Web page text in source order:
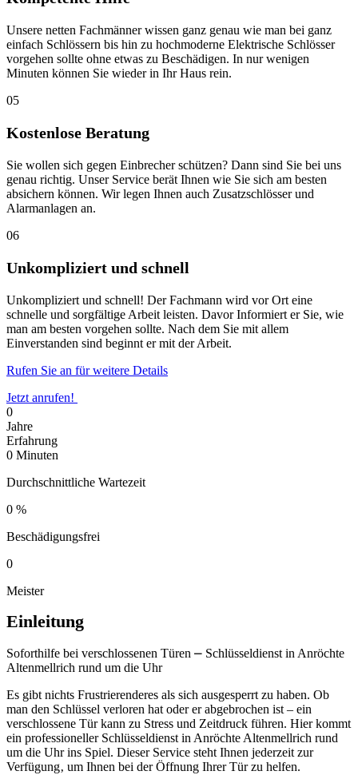
Unsere netten Fachmänner wissen ganz genau wie man bei ganz
einfach Schlössern bis hin zu hochmoderne Elektrische Schlösser
vorgehen sollte ohne etwas zu Beschädigen. In nur wenigen
Minuten können Sie wieder in Ihr Haus rein.
05
Kostenlose Beratung
Sie wollen sich gegen Einbrecher schützen? Dann sind Sie bei uns
genau richtig. Unser Service berät Ihnen wie Sie sich am besten
absichern können. Wir legen Ihnen auch Zusatzschlösser und
Alarmanlagen an.
06
Unkompliziert und schnell
Unkompliziert und schnell! Der Fachmann wird vor Ort eine
schnelle und sorgfältige Arbeit leisten. Davor Informiert er Sie, wie
man am besten vorgehen sollte. Nach dem Sie mit allem
Einverstanden sind beginnt er mit der Arbeit.
Rufen Sie an für weitere Details
Jetzt anrufen!
0
Jahre
Erfahrung
0 Minuten
Durchschnittliche Wartezeit
0 %
Beschädigungsfrei
0
Meister
Einleitung
Soforthilfe bei verschlossenen Türen ⎼ Schlüsseldienst in Anröchte
Altenmellrich rund um die Uhr
Es gibt nichts Frustrierenderes als sich ausgesperrt zu haben.​ Ob
man den Schlüssel verloren hat oder er abgebrochen ist – ein
verschlossene Tür kann zu Stress und Zeitdruck führen.​ Hier kommt
ein professioneller Schlüsseldienst in Anröchte Altenmellrich rund
um die Uhr ins Spiel.​ Dieser Service steht Ihnen jederzeit zur
Verfügung‚ um Ihnen bei der Öffnung Ihrer Tür zu helfen.​